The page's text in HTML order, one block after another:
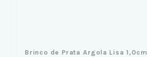
Brinco de Prata Argola Lisa 1,0cm